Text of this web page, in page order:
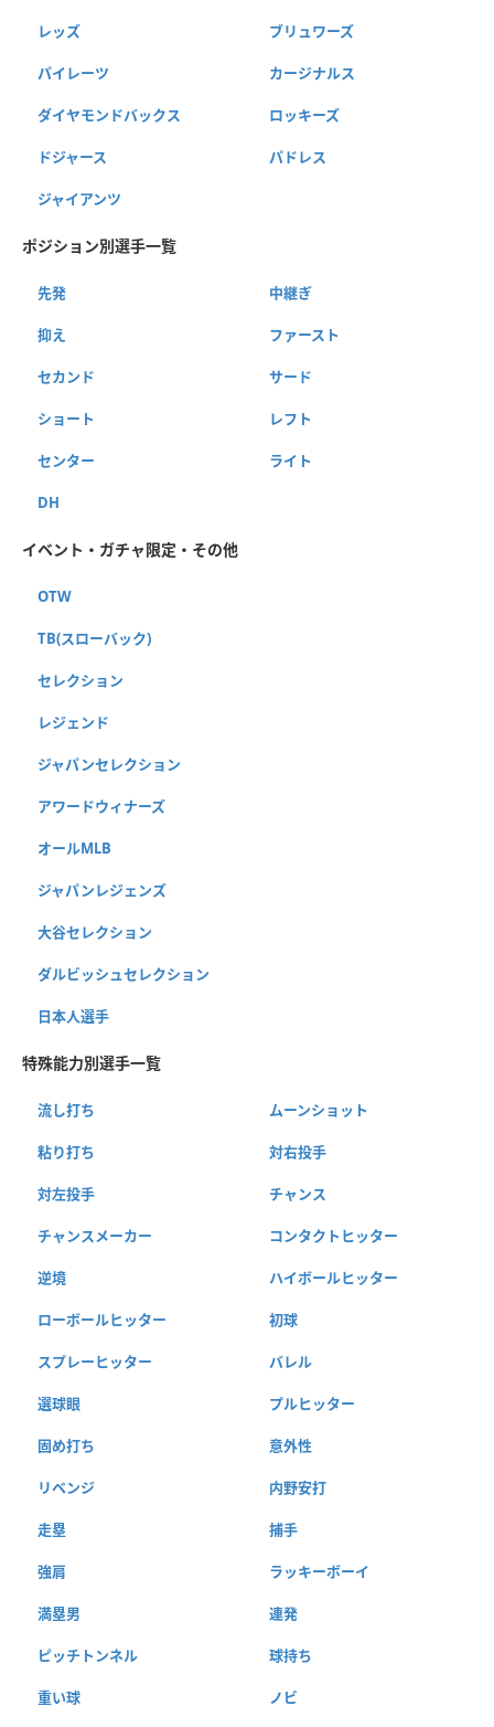
レッズ ブリュワーズ
パイレーツ カージナルス
ダイヤモンドバックス ロッキーズ
ドジャース パドレス
ジャイアンツ
ポジション別選手一覧
先発 中継ぎ
抑え ファースト
セカンド サード
ショート レフト
センター ライト
DH
イベント・ガチャ限定・その他
OTW
TB(スローバック)
セレクション
レジェンド
ジャパンセレクション
アワードウィナーズ
オールMLB
ジャパンレジェンズ
大谷セレクション
ダルビッシュセレクション
日本人選手
特殊能力別選手一覧
流し打ち ムーンショット
粘り打ち 対右投手
対左投手 チャンス
チャンスメーカー コンタクトヒッター
逆境 ハイボールヒッター
ローボールヒッター 初球
スプレーヒッター バレル
選球眼 プルヒッター
固め打ち 意外性
リベンジ 内野安打
走塁 捕手
強肩 ラッキーボーイ
満塁男 連発
ピッチトンネル 球持ち
重い球 ノビ